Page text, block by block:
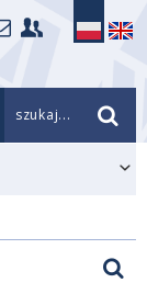
szukaj...